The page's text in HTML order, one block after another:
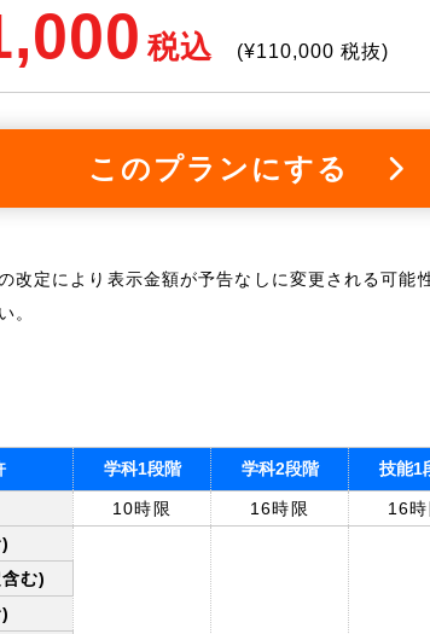
税込 (¥110,000 税抜)
このプランにする
改定により表示金額が予告なしに変更される可能
。
学科1段階 学科2段階 技能1
10時限 16時限 16時
む)